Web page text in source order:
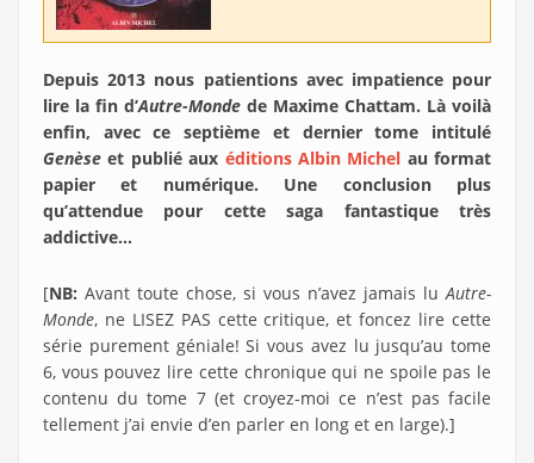
Depuis 2013 nous patientions avec impatience pour
lire la fin d’Autre-Monde de Maxime Chattam. Là voilà
enfin, avec ce septième et dernier tome intitulé
Genèse et publié aux éditions Albin Michel au format
papier et numérique. Une conclusion plus
qu’attendue pour cette saga fantastique très
addictive…
[NB: Avant toute chose, si vous n’avez jamais luAutre-
Monde, ne LISEZ PAS cette critique, et foncez lire cette
série purement géniale! Si vous avez lu jusqu’au tome
6, vous pouvez lire cette chronique qui ne spoile pas le
contenu du tome 7 (et croyez-moi ce n’est pas facile
tellement j’ai envie d’en parler en long et en large).]